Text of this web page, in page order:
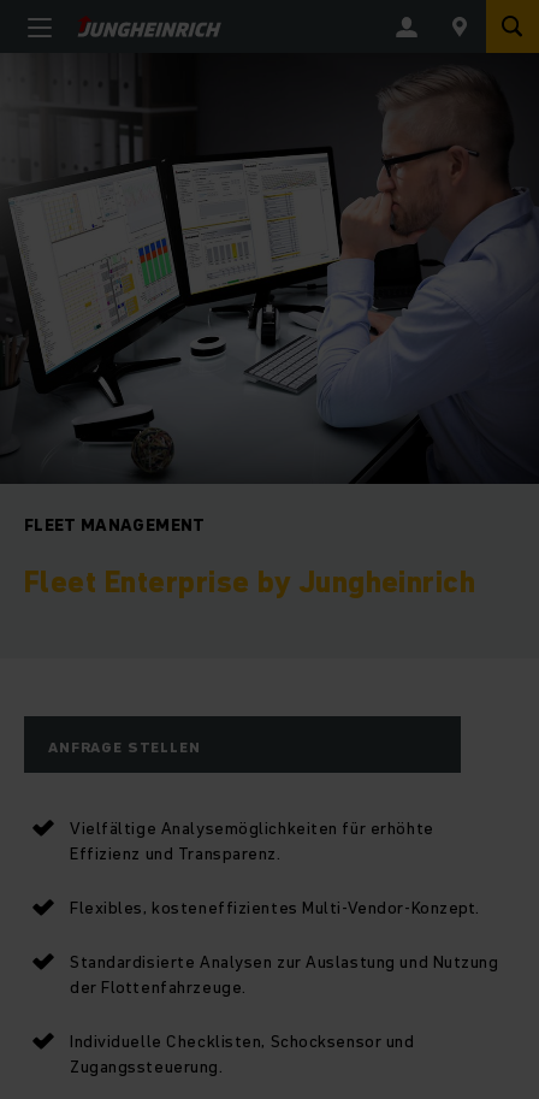
FLEET MANAGEMENT
Fleet Enterprise by Jungheinrich
ANFRAGE STELLEN
Vielfältige Analysemöglichkeiten für erhöhte
Effizienz und Transparenz.
Flexibles, kosteneffizientes Multi-Vendor-Konzept.
Standardisierte Analysen zur Auslastung und Nutzung
der Flottenfahrzeuge.
Individuelle Checklisten, Schocksensor und
Zugangssteuerung.